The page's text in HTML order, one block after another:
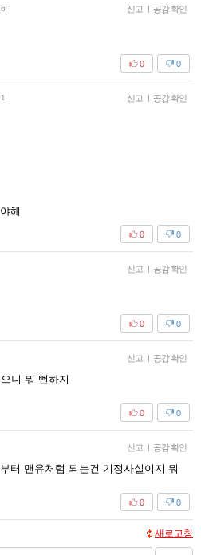
신고 공감 확인
0
0
신고 공감 확인
해
0
0
신고 공감 확인
0
0
신고 공감 확인
니 뭐 뻔하지
0
0
신고 공감 확인
터 맨유처럼 되는건 기정사실이지 뭐
0
0
새로고침